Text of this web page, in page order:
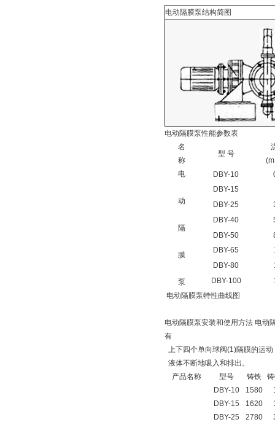
电动隔膜泵结构简图
电动隔膜泵性能参数表
名
称
型 号
电
动
隔
膜
泵
DBY-10
DBY-15
DBY-25
DBY-40
DBY-50
DBY-65
DBY-80
DBY-100
电动隔膜泵特性曲线图
电动隔膜泵安装和使用方法 电动
有
上下四个单向球阀(1)隔膜的运
液体不断地吸入和排出。
产品名称
型号 铸铁
DBY-10 1580
DBY-15
1620
DBY-25
2780